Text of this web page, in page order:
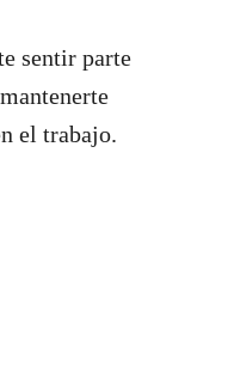
sentir parte
el trabajo.